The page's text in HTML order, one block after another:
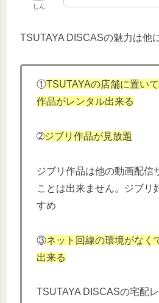
しん
TSUTAYA DISCASの魅力は他
①TSUTAYAの店舗に置い
作品がレンタル出来る
➁ジブリ作品が見放題
ジブリ作品は他の動画配信
ことは出来ません。ジブリ
すめ
③ネット回線の環境がなく
出来る
TSUTAYA DISCASの宅配